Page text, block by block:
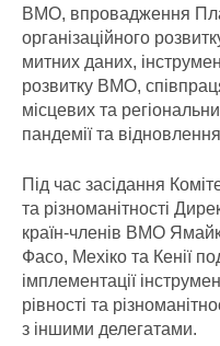
ВМО, впровадження
організаційного
митних даних,
розвитку ВМО,
місцевих та
пандемії та
Під час засідання
та різноманітності
країн-членів ВМО
Фасо, Мехіко та Кенії
імплементації
рівності та
з іншими делегатами.